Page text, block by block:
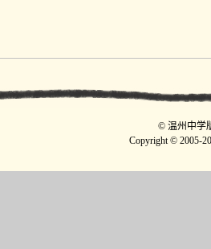
© 温州中学
Copyright © 2005-